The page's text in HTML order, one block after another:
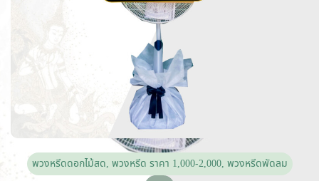
พวงหรีดดอกไม้สด, พวงหรีด ราคา 1,000-2,000, พวงหรีดพัดลม